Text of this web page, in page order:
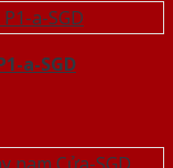
a-SGD